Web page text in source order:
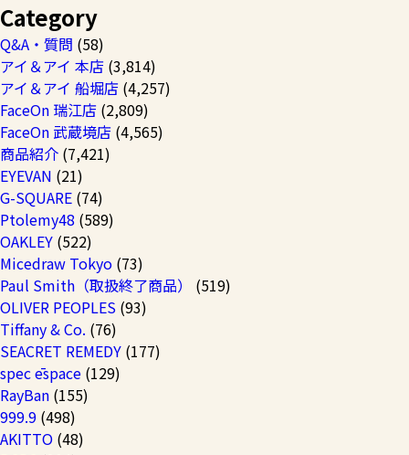
Category
Q&A・質問 (58)
アイ＆アイ 本店 (3,814)
アイ＆アイ 船堀店 (4,257)
FaceOn 瑞江店 (2,809)
FaceOn 武蔵境店 (4,565)
商品紹介 (7,421)
EYEVAN (21)
G-SQUARE (74)
Ptolemy48 (589)
OAKLEY (522)
Micedraw Tokyo (73)
Paul Smith（取扱終了商品）
(519)
OLIVER PEOPLES (93)
Tiffany & Co. (76)
SEACRET REMEDY (177)
spec ēspace (129)
RayBan (155)
999.9 (498)
AKITTO (48)